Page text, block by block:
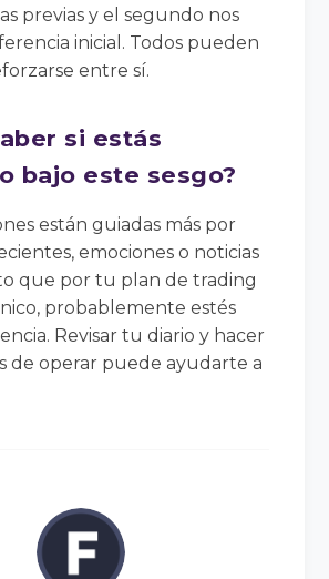
previas y el segundo nos
inicial. Todos pueden
entre sí.
si estás
bajo este sesgo?
están guiadas más por
emociones o noticias
que por tu plan de trading
probablemente estés
Revisar tu diario y hacer
de operar puede ayudarte a